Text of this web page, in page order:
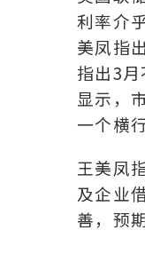
利率介
美凤指
指出3
显示，
一个横
王美凤
及企业
善，预